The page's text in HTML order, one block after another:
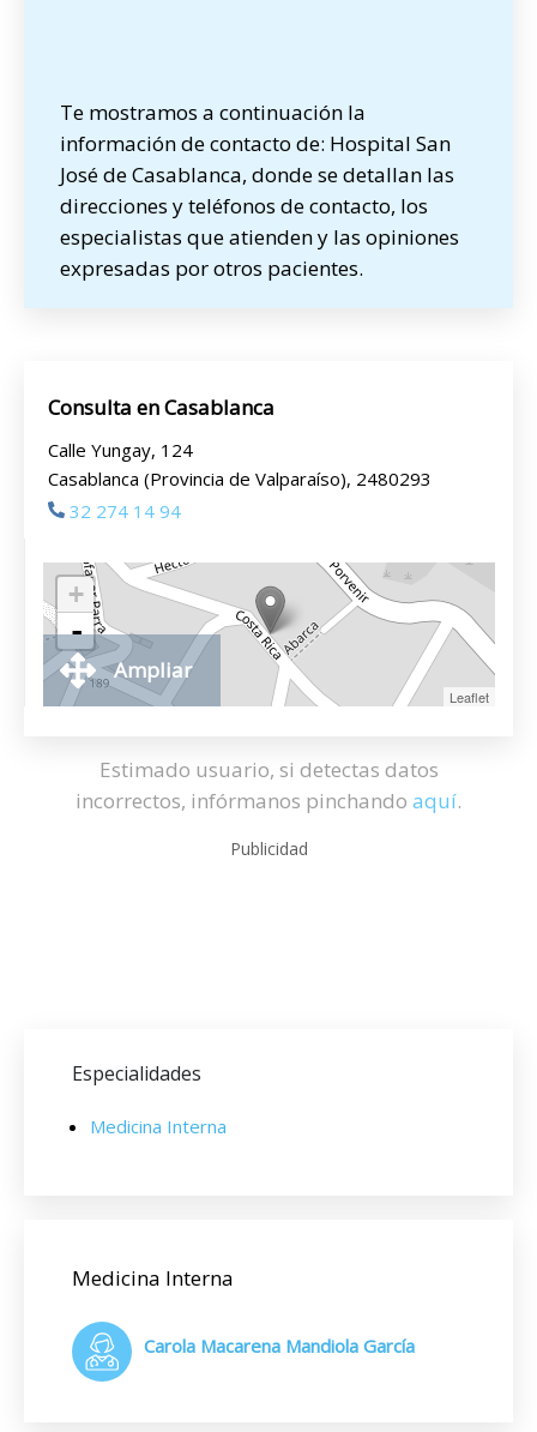
Te mostramos a continuación la
información de contacto de: Hospital San
José de Casablanca, donde se detallan las
direcciones y teléfonos de contacto, los
especialistas que atienden y las opiniones
expresadas por otros pacientes.
Consulta en Casablanca
Calle Yungay, 124
Casablanca (Provincia de Valparaíso), 2480293
32 274 14 94
+
-
Leaflet
Ampliar
Estimado usuario, si detectas datos
incorrectos, infórmanos pinchando aquí.
Publicidad
Especialidades
Medicina Interna
Medicina Interna
Carola Macarena Mandiola García